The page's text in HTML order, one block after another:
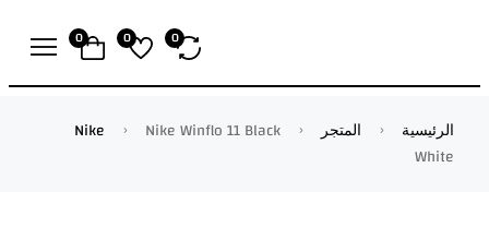
0
0
0
الرئيسية المتجر Nike
Nike Winflo 11 Black
White